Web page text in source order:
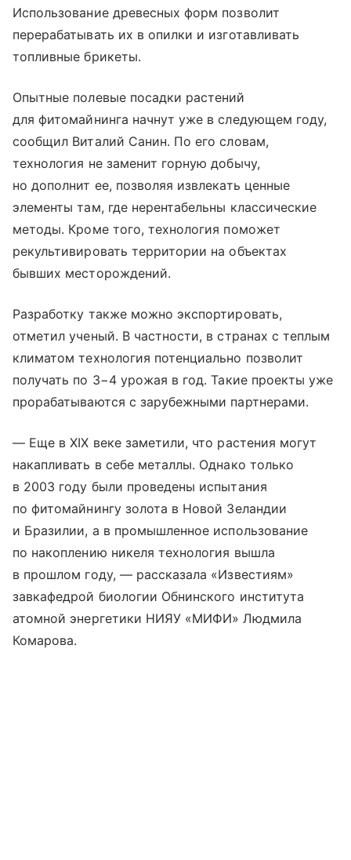
Использование древесных форм позволит
перерабатывать их в опилки и изготавливать
топливные брикеты.
Опытные полевые посадки растений
для фитомайнинга начнут уже в следующем году,
сообщил Виталий Санин. По его словам,
технология не заменит горную добычу,
но дополнит ее, позволяя извлекать ценные
элементы там, где нерентабельны классические
методы. Кроме того, технология поможет
рекультивировать территории на объектах
бывших месторождений.
Разработку также можно экспортировать,
отметил ученый. В частности, в странах с теплым
климатом технология потенциально позволит
получать по 3−4 урожая в год. Такие проекты уже
прорабатываются с зарубежными партнерами.
— Еще в XIX веке заметили, что растения могут
накапливать в себе металлы. Однако только
в 2003 году были проведены испытания
по фитомайнингу золота в Новой Зеландии
и Бразилии, а в промышленное использование
по накоплению никеля технология вышла
в прошлом году, — рассказала «Известиям»
завкафедрой биологии Обнинского института
атомной энергетики НИЯУ «МИФИ» Людмила
Комарова.